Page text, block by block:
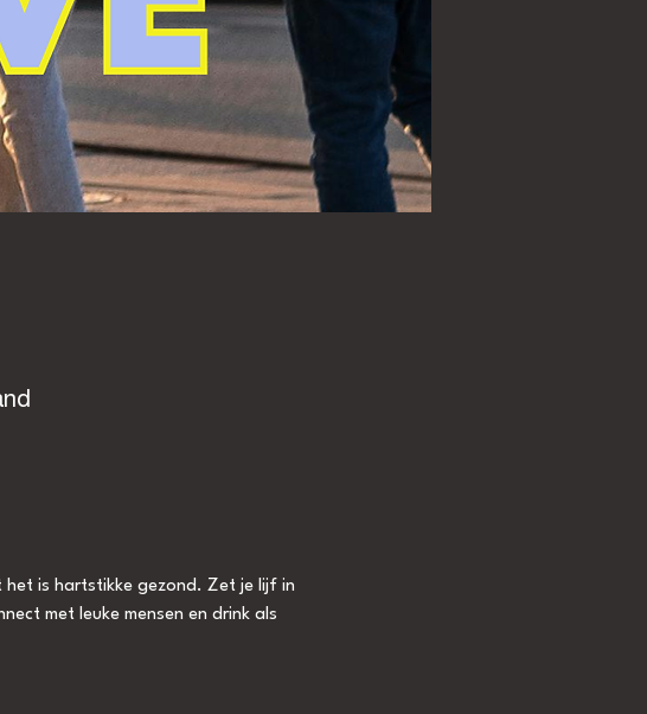
het is hartstikke gezond. Zet je lijf in
met leuke mensen en drink als